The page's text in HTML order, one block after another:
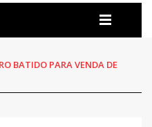
BATIDO PARA VENDA DE